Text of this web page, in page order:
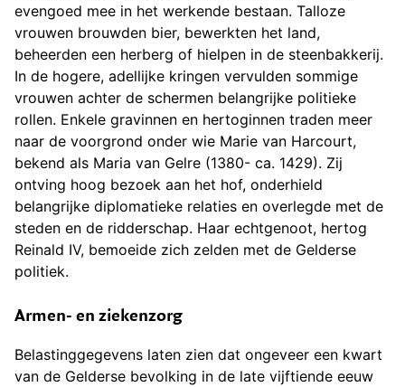
evengoed mee in het werkende bestaan. Talloze
vrouwen brouwden bier, bewerkten het land,
beheerden een herberg of hielpen in de steenbakkerij.
In de hogere, adellijke kringen vervulden sommige
vrouwen achter de schermen belangrijke politieke
rollen. Enkele gravinnen en hertoginnen traden meer
naar de voorgrond onder wie Marie van Harcourt,
bekend als Maria van Gelre (1380- ca. 1429). Zij
ontving hoog bezoek aan het hof, onderhield
belangrijke diplomatieke relaties en overlegde met de
steden en de ridderschap. Haar echtgenoot, hertog
Reinald IV, bemoeide zich zelden met de Gelderse
politiek.
Armen- en ziekenzorg
Belastinggegevens laten zien dat ongeveer een kwart
van de Gelderse bevolking in de late vijftiende eeuw